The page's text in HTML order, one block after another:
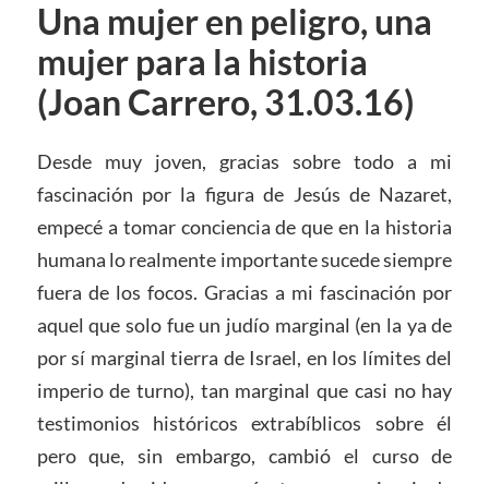
Una mujer en peligro, una
mujer para la historia
(Joan Carrero, 31.03.16)
Desde muy joven, gracias sobre todo a mi
fascinación por la figura de Jesús de Nazaret,
empecé a tomar conciencia de que en la historia
humana lo realmente importante sucede siempre
fuera de los focos. Gracias a mi fascinación por
aquel que solo fue un judío marginal (en la ya de
por sí marginal tierra de Israel, en los límites del
imperio de turno), tan marginal que casi no hay
testimonios históricos extrabíblicos sobre él
pero que, sin embargo, cambió el curso de